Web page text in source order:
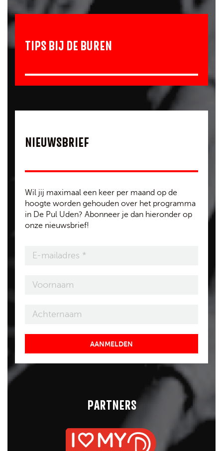
TIPS BIJ DE BUREN
NIEUWSBRIEF
Wil jij maximaal een keer per maand op de
hoogte worden gehouden over het programma
in De Pul Uden? Abonneer je dan hieronder op
onze nieuwsbrief!
AANMELDEN
PARTNERS